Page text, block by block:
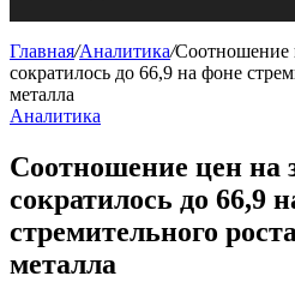
Главная/Аналитика/Соотношение
сократилось до 66,9 на фоне
металла
Аналитика
Соотношение цен на
сократилось до 66,9
стремительного
металла